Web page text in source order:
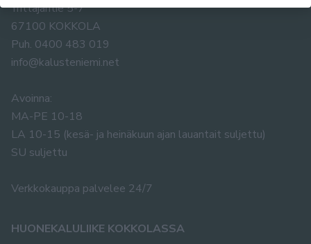
Yrittäjäntie 5-7
67100 KOKKOLA
Puh. 0400 483 019
info@kalusteniemi.net
Avoinna:
MA-PE 10-18
LA 10-15 (kesä- ja heinäkuun ajan lauantait suljettu)
SU suljettu
Verkkokauppa palvelee 24/7
HUONEKALULIIKE KOKKOLASSA